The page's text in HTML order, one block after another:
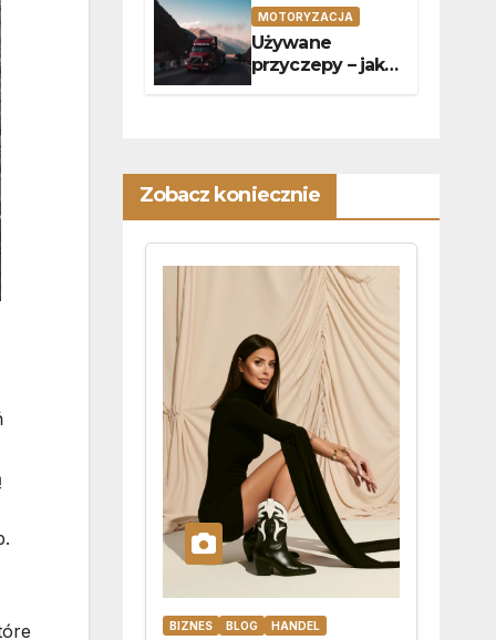
kodu
MOTORYZACJA
Używane
przyczepy – jak
dobrać sprzęt do
Zobacz koniecznie
BIZNES BLOG HANDEL